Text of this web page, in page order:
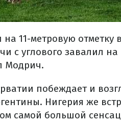
на 11-метровую
с углового завалил
Модрич.
побеждает и
Нигерия же
самой большой